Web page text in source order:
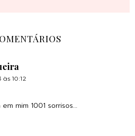
10:12
mim 1001 sorrisos...